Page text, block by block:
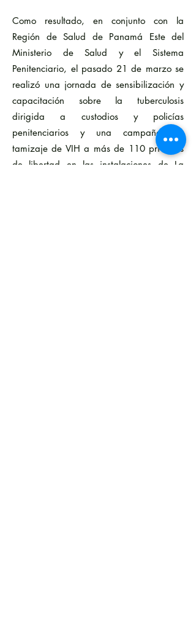
Como resultado, en conjunto con la
Región de Salud de Panamá Este del
Ministerio de Salud y el Sistema
Penitenciario, el pasado 21 de marzo se
realizó una jornada de sensibilización y
capacitación sobre la tuberculosis
dirigida a custodios y policías
penitenciarios y una campaña de
tamizaje de VIH a más de 110 privados
de libertad en las instalaciones de La